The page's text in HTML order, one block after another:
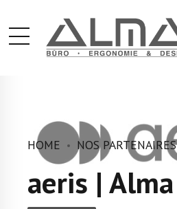
HOME NOS PARTENAIRES
aeris | Alma